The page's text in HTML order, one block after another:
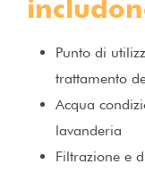
Punto di
trattamento
Acqua
lavanderia
Filtrazione e